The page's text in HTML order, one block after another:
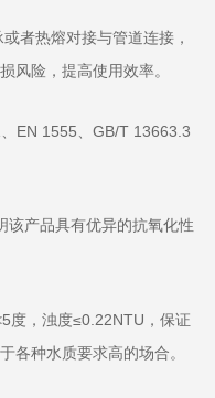
者热熔对接与管道连接，
风险，提高使用效率。
EN 1555、GB/T 13663.3
产品具有优异的抗氧化性
度，浊度≤0.22NTU，保证
各种水质要求高的场合。